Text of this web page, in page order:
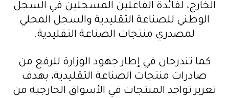
الخارج، لفائدة الفاعلين المسجلين في السجل
الوطني للصناعة التقليدية والسجل المحلي
لمصدري منتجات الصناعة التقليدية.
كما تندرجان في إطار جهود الوزارة للرفع من
صادرات منتجات الصناعة التقليدية، بهدف
تعزيز تواجد المنتجات في الأسواق الخارجية من